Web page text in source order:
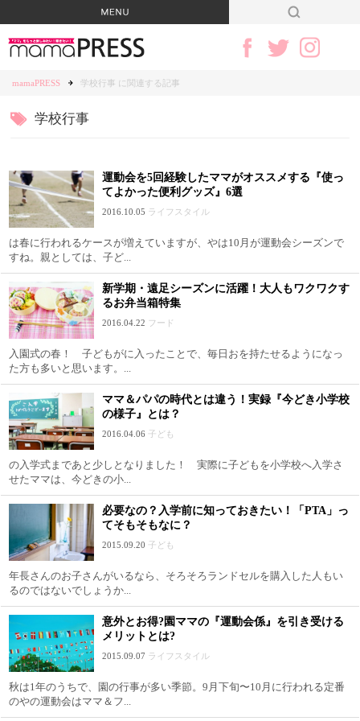
mamaPRESS 学校行事 に関連する記事
学校行事
運動会を5回経験したママがオススメする『使っ
てよかった便利グッズ』6選
2016.10.05 ライフスタイル
は春に行われるケースが増えていますが、やは10月が運動会シーズンで
すね。親としては、子ど...
新学期・遠足シーズンに活躍！大人もワクワクす
るお弁当箱特集
2016.04.22 フード
入園式の春！ 子どもがに入ったことで、毎日おを持たせるようになっ
た方も多いと思います。...
ママ＆パパの時代とは違う！実録『今どき小学校
の様子』とは？
2016.04.06 子ども
の入学式まであと少しとなりました！ 実際に子どもを小学校へ入学さ
せたママは、今どきの小...
必要なの？入学前に知っておきたい！「PTA」っ
てそもそもなに？
2015.09.20 子ども
年長さんのお子さんがいるなら、そろそろランドセルを購入した人もい
るのではないでしょうか...
意外とお得?園ママの『運動会係』を引き受ける
メリットとは?
2015.09.07 ライフスタイル
秋は1年のうちで、園の行事が多い季節。9月下旬〜10月に行われる定番
のやの運動会はママ＆フ...